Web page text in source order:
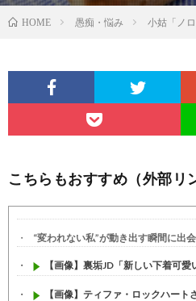
HOME 愚痴・悩み 小姑「ノ
こちらもおすすめ（外部リ
“変われない私”が動き出す瞬間に出
【画像】裏垢JD「新しい下着可
【画像】ティファ・ロックハート